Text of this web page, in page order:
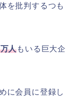
を批判するつも
人もいる巨大企
に会員に登録し